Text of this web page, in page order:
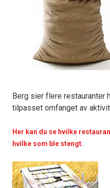
Berg sier flere restauranter
tilpasset omfanget av
Her kan du se hvilke
hvilke som ble stengt.